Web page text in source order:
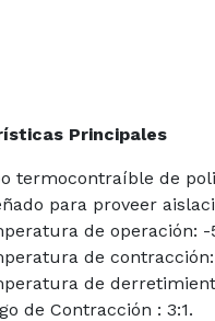
Principales
termocontraíble de
para proveer
de operación: -
de contracción:
de
de Contracción : 3:1.